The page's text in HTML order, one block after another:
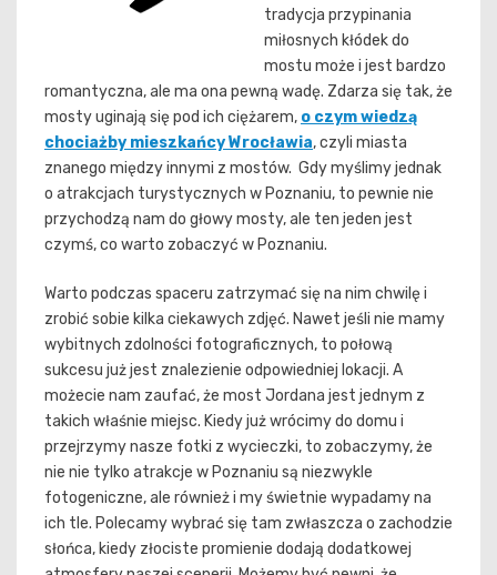
tradycja przypinania
miłosnych kłódek do
mostu może i jest bardzo
romantyczna, ale ma ona pewną wadę. Zdarza się tak, że
mosty uginają się pod ich ciężarem, o czym wiedzą
chociażby mieszkańcy Wrocławia, czyli miasta
znanego między innymi z mostów. Gdy myślimy jednak
o atrakcjach turystycznych w Poznaniu, to pewnie nie
przychodzą nam do głowy mosty, ale ten jeden jest
czymś, co warto zobaczyć w Poznaniu.
Warto podczas spaceru zatrzymać się na nim chwilę i
zrobić sobie kilka ciekawych zdjęć. Nawet jeśli nie mamy
wybitnych zdolności fotograficznych, to połową
sukcesu już jest znalezienie odpowiedniej lokacji. A
możecie nam zaufać, że most Jordana jest jednym z
takich właśnie miejsc. Kiedy już wrócimy do domu i
przejrzymy nasze fotki z wycieczki, to zobaczymy, że
nie nie tylko atrakcje w Poznaniu są niezwykle
fotogeniczne, ale również i my świetnie wypadamy na
ich tle. Polecamy wybrać się tam zwłaszcza o zachodzie
słońca, kiedy złociste promienie dodają dodatkowej